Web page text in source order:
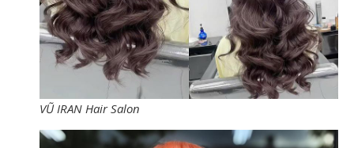
VŨ IRAN Hair Salon